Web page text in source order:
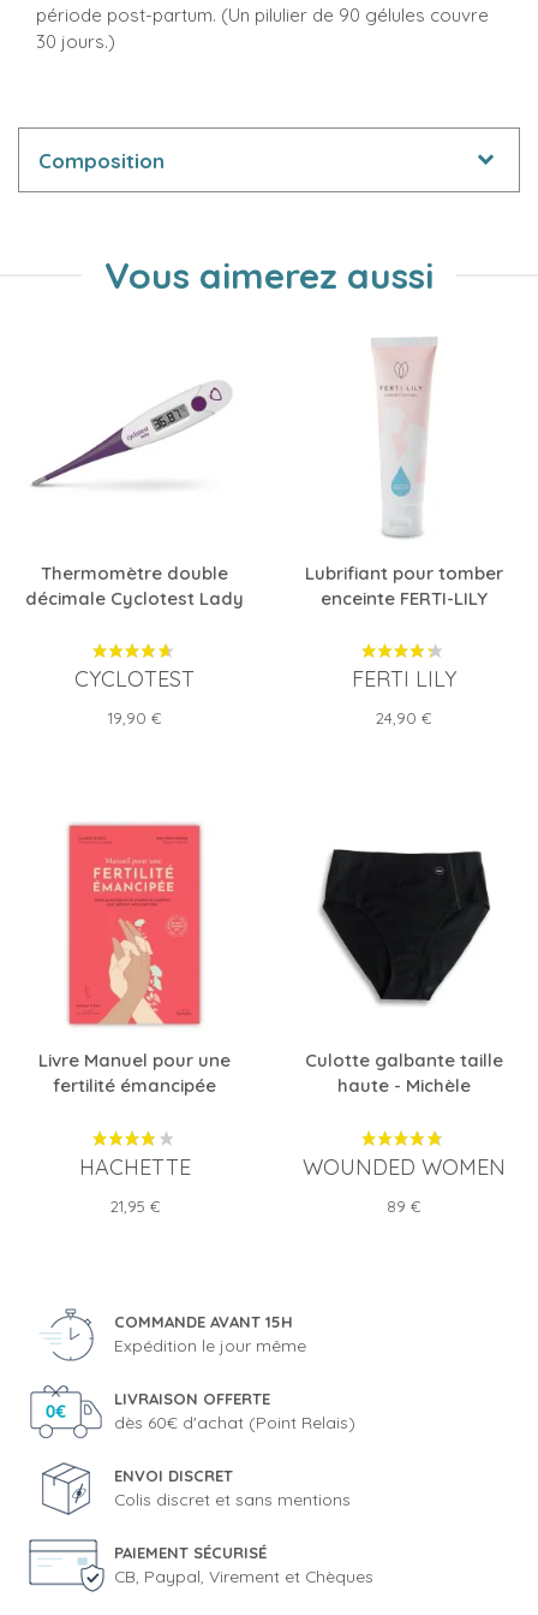
période post-partum. (Un pilulier de 90 gélules couvre
30 jours.)
Composition
Vous aimerez aussi
Thermomètre double
décimale Cyclotest Lady
CYCLOTEST
Prix
19,90 €
Lubrifiant pour tomber
enceinte FERTI-LILY
FERTI LILY
Prix
24,90 €
Livre Manuel pour une
fertilité émancipée
HACHETTE
Prix
21,95 €
Culotte galbante taille
haute - Michèle
WOUNDED WOMEN
Prix
89 €
COMMANDE AVANT 15H
Expédition le jour même
LIVRAISON OFFERTE
dès 60€ d'achat (Point Relais)
ENVOI DISCRET
Colis discret et sans mentions
PAIEMENT SÉCURISÉ
CB, Paypal, Virement et Chèques